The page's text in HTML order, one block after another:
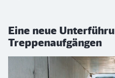
Eine neue
Treppenaufgängen